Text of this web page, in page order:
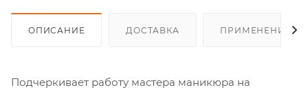
ОПИСАНИЕ ДОСТАВКА ПРИМЕНЕНИЕ
Подчеркивает работу мастера маникюра на